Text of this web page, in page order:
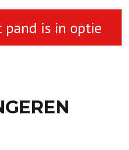
pand is in optie